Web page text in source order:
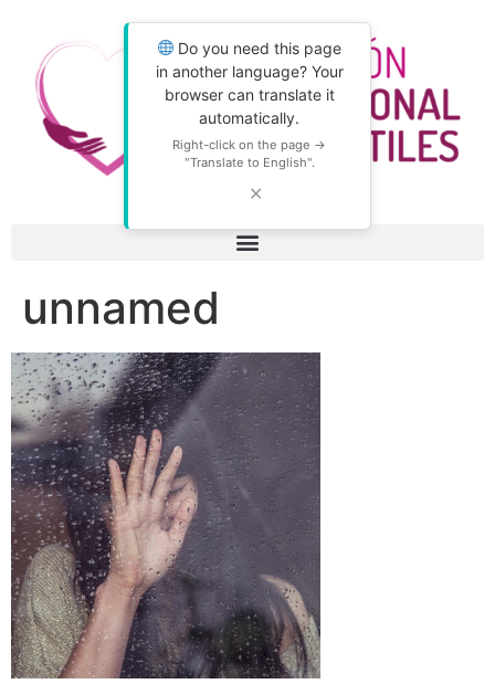
Do you need this page
in another language? Your
browser can translate it
automatically.
Right-click on the page →
"Translate to English".
✕
unnamed